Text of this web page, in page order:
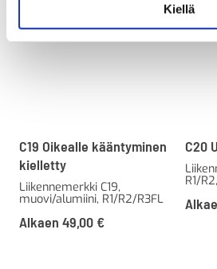
Kiellä
C19 Oikealle kääntyminen
kielletty
Liikennemerkki C19,
muovi/alumiini, R1/R2/R3FL
Alkaen 49,00 €
C20
R1/